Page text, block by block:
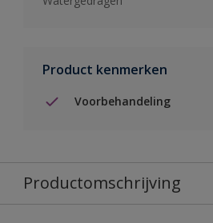
Product kenmerken
Voorbehandeling
Productomschrijving